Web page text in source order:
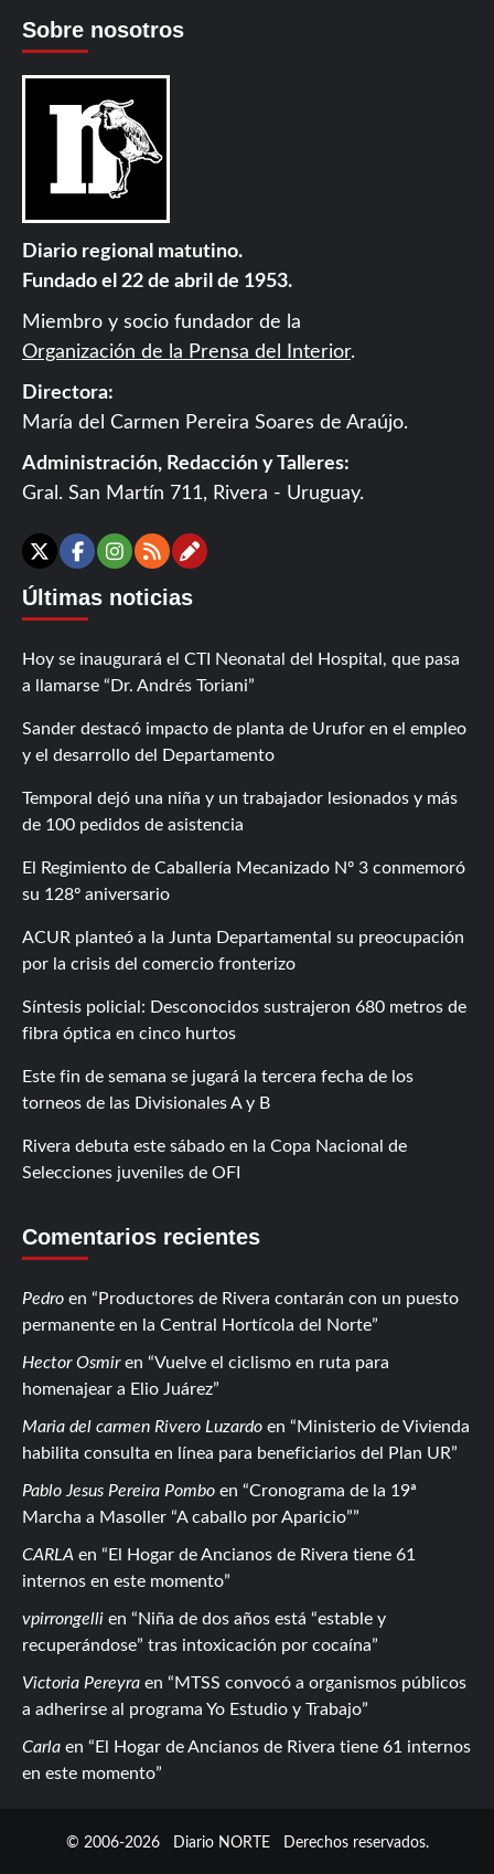
Sobre nosotros
Diario regional matutino.
Fundado el 22 de abril de 1953.
Miembro y socio fundador de la
Organización de la Prensa del Interior.
Directora:
María del Carmen Pereira Soares de Araújo.
Administración, Redacción y Talleres:
Gral. San Martín 711, Rivera - Uruguay.
X Facebook
Instagram
RSSContáctanos
Últimas noticias
Hoy se inaugurará el CTI Neonatal del Hospital, que pasa
a llamarse “Dr. Andrés Toriani”
Sander destacó impacto de planta de Urufor en el empleo
y el desarrollo del Departamento
Temporal dejó una niña y un trabajador lesionados y más
de 100 pedidos de asistencia
El Regimiento de Caballería Mecanizado Nº 3 conmemoró
su 128º aniversario
ACUR planteó a la Junta Departamental su preocupación
por la crisis del comercio fronterizo
Síntesis policial: Desconocidos sustrajeron 680 metros de
fibra óptica en cinco hurtos
Este fin de semana se jugará la tercera fecha de los
torneos de las Divisionales A y B
Rivera debuta este sábado en la Copa Nacional de
Selecciones juveniles de OFI
Comentarios recientes
Pedro en
Productores de Rivera contarán con un puesto
permanente en la Central Hortícola del Norte
Hector Osmiren
Vuelve el ciclismo en ruta para
homenajear a Elio Juárez
Maria del carmen Rivero Luzardo en
Ministerio de Vivienda
habilita consulta en línea para beneficiarios del Plan UR
Pablo Jesus Pereira Pombo en
Cronograma de la 19ª
Marcha a Masoller “A caballo por Aparicio”
CARLA en
El Hogar de Ancianos de Rivera tiene 61
internos en este momento
vpirrongelli en
Niña de dos años está “estable y
recuperándose” tras intoxicación por cocaína
Victoria Pereyra en
MTSS convocó a organismos públicos
a adherirse al programa Yo Estudio y Trabajo
Carla en
El Hogar de Ancianos de Rivera tiene 61 internos
en este momento
© 2006-2026 Diario NORTEDerechos reservados.